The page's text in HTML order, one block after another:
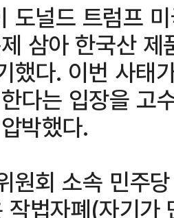
도널드 트럼프
삼아 한국산
했다. 이번 사태
다는 입장을 고
박했다.
원회 소속 민주
법자폐(자기가